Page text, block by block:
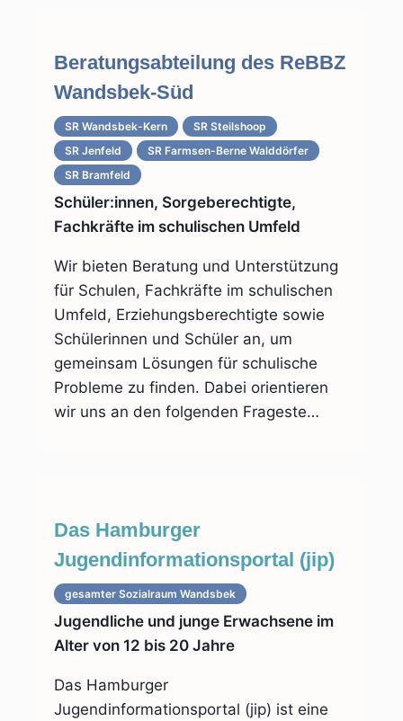
Beratungsabteilung des ReBBZ
Wandsbek-Süd
SR Wandsbek-Kern
SR Steilshoop
SR Jenfeld
SR Farmsen-Berne Walddörfer
SR Bramfeld
Schüler:innen, Sorgeberechtigte,
Fachkräfte im schulischen Umfeld
Wir bieten Beratung und Unterstützung
für Schulen, Fachkräfte im schulischen
Umfeld, Erziehungsberechtigte sowie
Schülerinnen und Schüler an, um
gemeinsam Lösungen für schulische
Probleme zu finden. Dabei orientieren
wir uns an den folgenden Frageste…
Das Hamburger
Jugendinformationsportal (jip)
gesamter Sozialraum Wandsbek
Jugendliche und junge Erwachsene im
Alter von 12 bis 20 Jahre
Das Hamburger
Jugendinformationsportal (jip) ist eine